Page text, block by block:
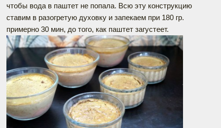
чтобы вода в паштет не попала. Всю эту конструкцию
ставим в разогретую духовку и запекаем при 180 гр.
примерно 30 мин, до того, как паштет загустеет.